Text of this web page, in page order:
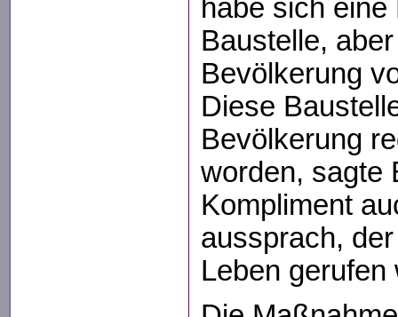
habe sich
Baustelle,
Bevölkerung
Diese
Bevölkerung
worden, sagte
Kompliment
aussprach,
Leben gerufen